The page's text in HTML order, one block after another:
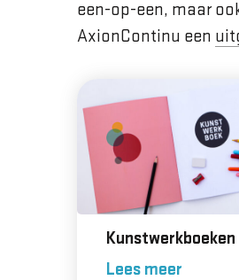
een-op-een, maar
AxionContinu een
Kunstwerkboeken
Lees meer